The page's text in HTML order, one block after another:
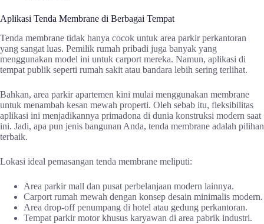
Aplikasi Tenda Membrane di Berbagai Tempat
Tenda membrane tidak hanya cocok untuk area parkir perkantoran
yang sangat luas. Pemilik rumah pribadi juga banyak yang
menggunakan model ini untuk carport mereka. Namun, aplikasi di
tempat publik seperti rumah sakit atau bandara lebih sering terlihat.
Bahkan, area parkir apartemen kini mulai menggunakan membrane
untuk menambah kesan mewah properti. Oleh sebab itu, fleksibilitas
aplikasi ini menjadikannya primadona di dunia konstruksi modern saat
ini. Jadi, apa pun jenis bangunan Anda, tenda membrane adalah pilihan
terbaik.
Lokasi ideal pemasangan tenda membrane meliputi:
Area parkir mall dan pusat perbelanjaan modern lainnya.
Carport rumah mewah dengan konsep desain minimalis modern.
Area drop-off penumpang di hotel atau gedung perkantoran.
Tempat parkir motor khusus karyawan di area pabrik industri.